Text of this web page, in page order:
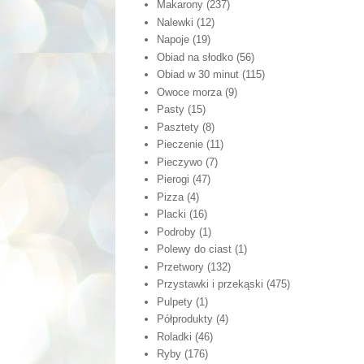
Makarony (237)
Nalewki (12)
Napoje (19)
Obiad na słodko (56)
Obiad w 30 minut (115)
Owoce morza (9)
Pasty (15)
Pasztety (8)
Pieczenie (11)
Pieczywo (7)
Pierogi (47)
Pizza (4)
Placki (16)
Podroby (1)
Polewy do ciast (1)
Przetwory (132)
Przystawki i przekąski (475)
Pulpety (1)
Półprodukty (4)
Roladki (46)
Ryby (176)